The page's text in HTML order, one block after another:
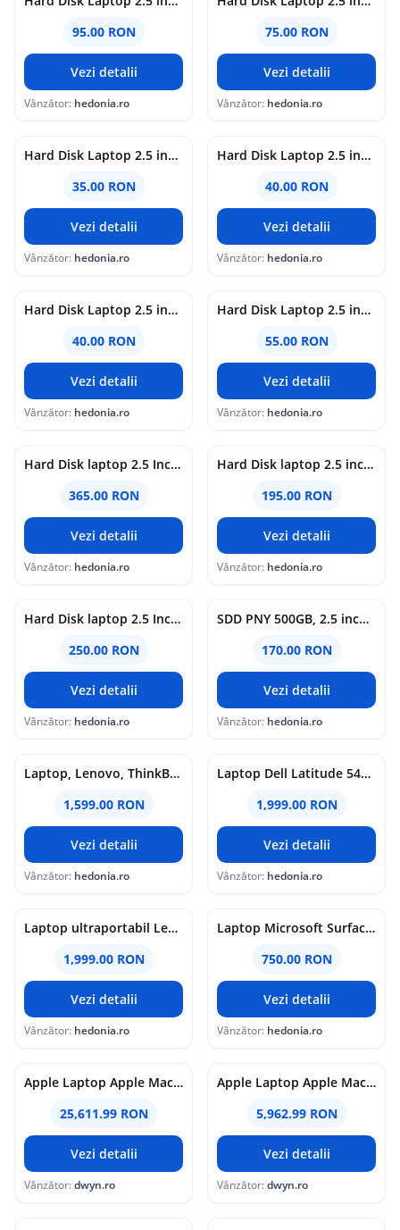
95.00 RON
Vezi detalii
Vânzător: hedonia.ro
75.00 RON
Vezi detalii
Vânzător: hedonia.ro
Hard Disk Laptop 2.5 inch 320GB 5400 RPM 8MB SATA 2 Diversi Producatori
35.00 RON
Vezi detalii
Vânzător: hedonia.ro
Hard Disk Laptop 2.5 inch 250GB 5400 RPM 8MB SATA 2 Diversi Producatori
40.00 RON
Vezi detalii
Vânzător: hedonia.ro
Hard Disk Laptop 2.5 inch 40GB 5400 RPM Diversi Producatori
40.00 RON
Vezi detalii
Vânzător: hedonia.ro
Hard Disk Laptop 2.5 inch 80GB 5400 RPM 8MB SATA 2 Diversi Producatori
55.00 RON
Vezi detalii
Vânzător: hedonia.ro
Hard Disk laptop 2.5 Inch HGST 7k1000-1000 1TB 6.0GB/s
365.00 RON
Vezi detalii
Vânzător: hedonia.ro
Hard Disk laptop 2.5 inch Seagate 500GB ST500LM021 7200RPM
195.00 RON
Vezi detalii
Vânzător: hedonia.ro
Hard Disk laptop 2.5 Inch HGST Z7K500-500 500GB 7200RPM
250.00 RON
Vezi detalii
Vânzător: hedonia.ro
SDD PNY 500GB, 2.5 inch, Sata 3, CS900, 6 GB/S, SSD7CS900-500-RB, Laptop/Desktop
170.00 RON
Vezi detalii
Vânzător: hedonia.ro
Laptop, Lenovo, ThinkBook, 15 G2 ITL, Type 20VE, Procesor i3-1115G4 pana la 4.1GHz, 15.6 inch Full HD, RAM 8Gb, SSD 256Gb, Intel UHD Graphics, Win 11 Pro Education
1,599.00 RON
Vezi detalii
Vânzător: hedonia.ro
Laptop Dell Latitude 5420 cu procesor Intel Core i5-1145G7, 14 inch, Full HD, 16GB, 512GB SSD, Intel Iris Xe Graphics, Windows 10 Pro, Silver, refurbished
1,999.00 RON
Vezi detalii
Vânzător: hedonia.ro
Laptop ultraportabil Lenovo IdeaPad 5 14ITL05 cu procesor Intel Core i5-1135G7 pana la 4.20 GHz, 14 inch, Full HD, IPS, 16GB, 512GB SSD, Intel Iris Xe Graphics, No OS, Platinum Grey
1,999.00 RON
Vezi detalii
Vânzător: hedonia.ro
Laptop Microsoft Surface GO 1943 12.4 inch Core i5-1035G1 1.0Ghz 8GB RAM 128GB SSD Refurbished
750.00 RON
Vezi detalii
Vânzător: hedonia.ro
Apple Laptop Apple MacBook Pro 14 Liquid Retina XDR, Apple M4 Max 14-core, 14.2 inch, RAM 64GB, SSD 2TB, Apple M4 Max 40-core, macOS, INT KB, Negru
25,611.99 RON
Vezi detalii
Vânzător:dwyn.ro
Apple Laptop Apple MacBook Air 13 with Liquid Retina (2026), Apple M5 10-core, 13.6 inch, RAM 16GB, SSD 512GB, Apple M5 8-core Graphics, Int KB, macOS, Argintiu
5,962.99 RON
Vezi detalii
Vânzător:dwyn.ro